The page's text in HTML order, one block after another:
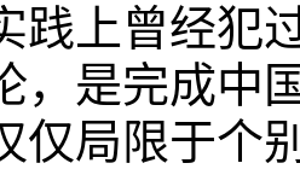
践上曾经犯
，是完成中
仅局限于个